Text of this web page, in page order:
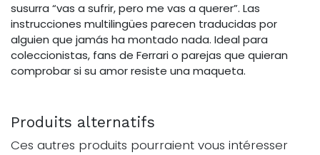
susurra “vas a sufrir, pero me vas a querer”. Las
instrucciones multilingües parecen traducidas por
alguien que jamás ha montado nada. Ideal para
coleccionistas, fans de Ferrari o parejas que quieran
comprobar si su amor resiste una maqueta.
Produits alternatifs
Ces autres produits pourraient vous intéresser